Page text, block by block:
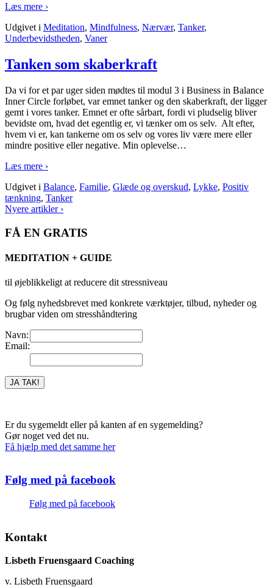
Læs mere ›
Udgivet i Meditation, Mindfulness, Nærvær, Tanker,
Underbevidstheden, Vaner
Tanken som skaberkraft
Da vi for et par uger siden mødtes til modul 3 i Business in Balance
Inner Circle forløbet, var emnet tanker og den skaberkraft, der ligger
gemt i vores tanker. Emnet er ofte sårbart, fordi vi pludselig bliver
bevidste om, hvad det egentlig er, vi tænker om os selv. Alt efter,
hvem vi er, kan tankerne om os selv og vores liv være mere eller
mindre positive eller negative. Min oplevelse…
Læs mere ›
Udgivet i Balance, Familie, Glæde og overskud, Lykke, Positiv
tænkning, Tanker
Nyere artikler ›
FÅ EN GRATIS
MEDITATION + GUIDE
til øjeblikkeligt at reducere dit stressniveau
Og følg nyhedsbrevet med konkrete værktøjer, tilbud, nyheder og
brugbar viden om stresshåndtering
Navn:
Email:
Er du sygemeldt eller på kanten af en sygemelding?
Gør noget ved det nu.
Få hjælp med det samme her
Følg med på facebook
Følg med på facebook
Kontakt
Lisbeth Fruensgaard Coaching
v. Lisbeth Fruensgaard